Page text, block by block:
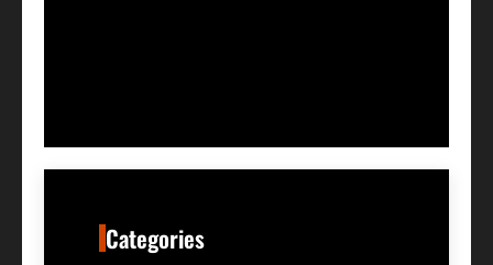
Categories